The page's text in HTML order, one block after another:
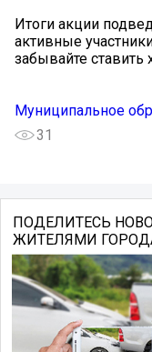
Итоги акции
активные
забывайте
Муниципальное
31
ПОДЕЛИТЕСЬ
ЖИТЕЛЯМИ